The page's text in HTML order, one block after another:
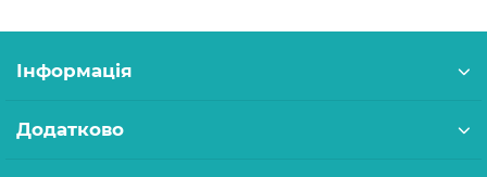
Інформація
Додатково